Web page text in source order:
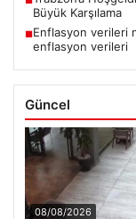
Büyük Karşılama
■Enflasyon verileri
enflasyon verileri
Güncel
08/08/2026